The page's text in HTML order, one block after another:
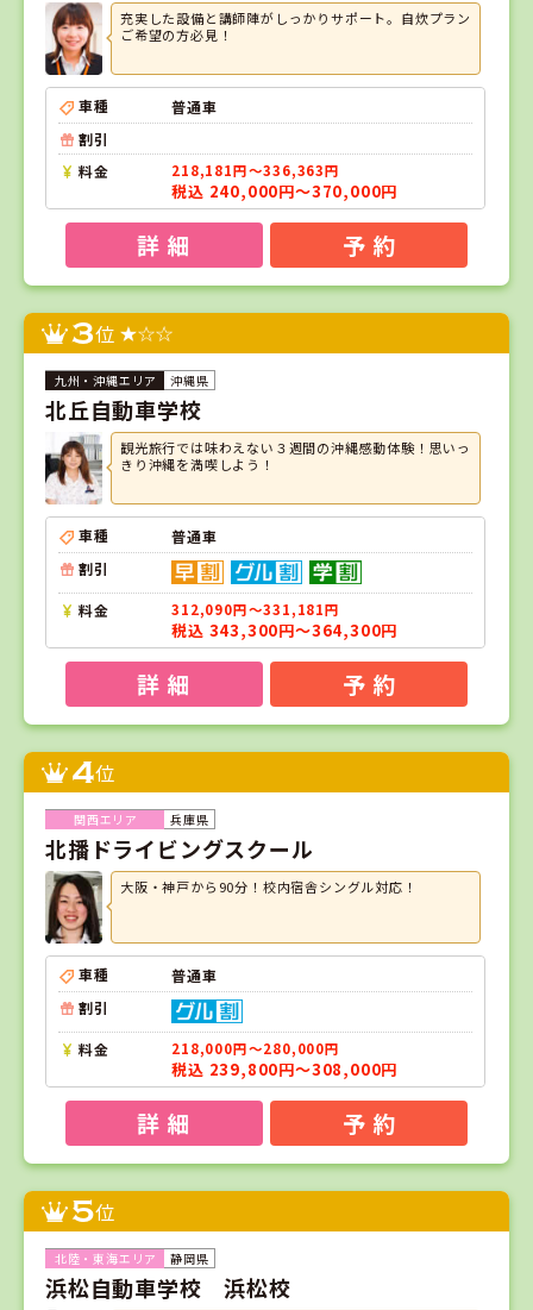
充実した設備と講師陣がしっかりサポート。自炊プラン
ご希望の方必見！
車種
普通車
割引
料金
218,181円～336,363円
税込 240,000円～370,000円
詳 細 予 約
3位
沖縄県
北丘自動車学校
観光旅行では味わえない３週間の沖縄感動体験！思いっ
きり沖縄を満喫しよう！
車種
普通車
割引
料金 312,090円～331,181円
税込 343,300円～364,300円
詳 細 予 約
4位
兵庫県
北播ドライビングスクール
大阪・神戸から90分！校内宿舎シングル対応！
車種
普通車
割引
料金 218,000円～280,000円
税込 239,800円～308,000円
詳 細 予 約
5位
静岡県
浜松自動車学校 浜松校